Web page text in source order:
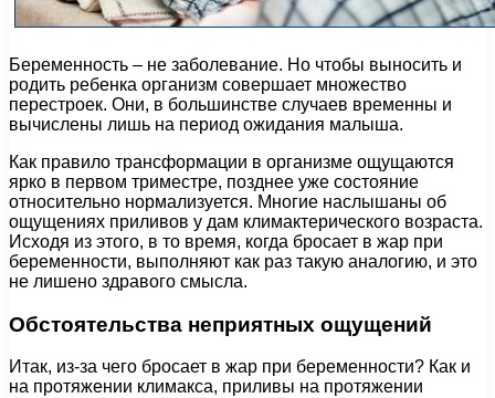
Беременность – не заболевание. Но чтобы выносить и
родить ребенка организм совершает множество
перестроек. Они, в большинстве случаев временны и
вычислены лишь на период ожидания малыша.
Как правило трансформации в организме ощущаются
ярко в первом триместре, позднее уже состояние
относительно нормализуется. Многие наслышаны об
ощущениях приливов у дам климактерического возраста.
Исходя из этого, в то время, когда бросает в жар при
беременности, выполняют как раз такую аналогию, и это
не лишено здравого смысла.
Обстоятельства неприятных ощущений
Итак, из-за чего бросает в жар при беременности? Как и
на протяжении климакса, приливы на протяжении